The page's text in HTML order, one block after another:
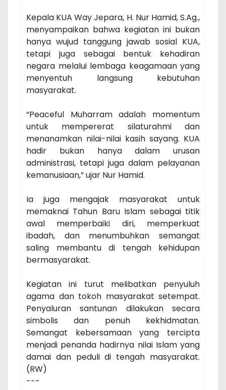
Kepala KUA Way Jepara, H. Nur Hamid, S.Ag.,
menyampaikan bahwa kegiatan ini bukan
hanya wujud tanggung jawab sosial KUA,
tetapi juga sebagai bentuk kehadiran
negara melalui lembaga keagamaan yang
menyentuh langsung kebutuhan
masyarakat.
“Peaceful Muharram adalah momentum
untuk mempererat silaturahmi dan
menanamkan nilai-nilai kasih sayang. KUA
hadir bukan hanya dalam urusan
administrasi, tetapi juga dalam pelayanan
kemanusiaan,” ujar Nur Hamid.
Ia juga mengajak masyarakat untuk
memaknai Tahun Baru Islam sebagai titik
awal memperbaiki diri, memperkuat
ibadah, dan menumbuhkan semangat
saling membantu di tengah kehidupan
bermasyarakat.
Kegiatan ini turut melibatkan penyuluh
agama dan tokoh masyarakat setempat.
Penyaluran santunan dilakukan secara
simbolis dan penuh kekhidmatan.
Semangat kebersamaan yang tercipta
menjadi penanda hadirnya nilai Islam yang
damai dan peduli di tengah masyarakat.
(RW)
---